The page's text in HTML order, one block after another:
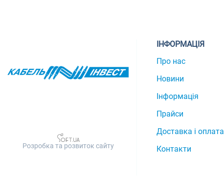
Розробка та розвиток сайту
ІНФОРМАЦІЯ
Про нас
Новини
Інформація
Прайси
Доставка і оплата
Контакти